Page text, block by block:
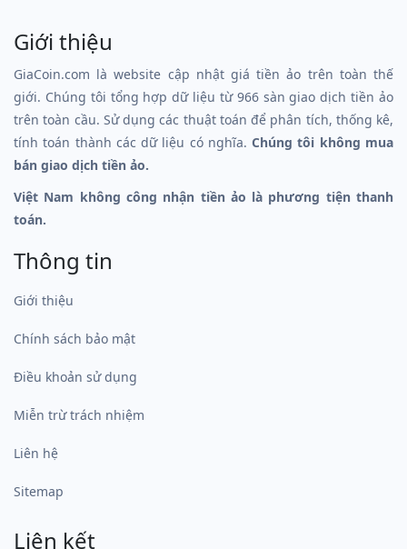
Giới thiệu
GiaCoin.com là website cập nhật giá tiền ảo trên toàn thế
giới. Chúng tôi tổng hợp dữ liệu từ 966 sàn giao dịch tiền ảo
trên toàn cầu. Sử dụng các thuật toán để phân tích, thống kê,
tính toán thành các dữ liệu có nghĩa.Chúng tôi không mua
bán giao dịch tiền ảo.
Việt Nam không công nhận tiền ảo là phương tiện thanh
toán.
Thông tin
Giới thiệu
Chính sách bảo mật
Điều khoản sử dụng
Miễn trừ trách nhiệm
Liên hệ
Sitemap
Liên kết